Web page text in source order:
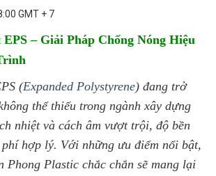
GMT + 7
– Giải Pháp Chống Nóng Hiệu
(Expanded Polystyrene) đang trở
thể thiếu trong ngành xây dựng
nhiệt và cách âm vượt trội, độ bền
hợp lý. Với những ưu điểm nổi bật,
Phong Plastic chắc chắn sẽ mang lại